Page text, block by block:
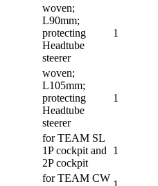
woven;
L90mm;
protecting
Headtube
steerer
1
woven;
L105mm;
protecting
Headtube
steerer
1
for TEAM SL
1P cockpit and
2P cockpit
1
for TEAM CW